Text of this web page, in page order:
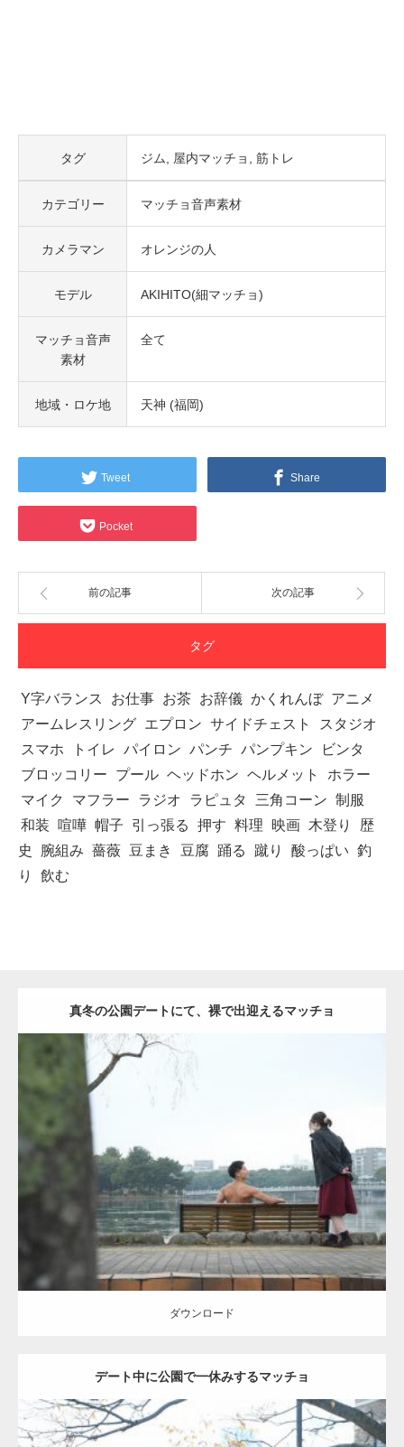
タグ ジム 屋内マッチョ 筋トレ
カテゴリー マッチョ音声素材
カメラマン オレンジの人
モデル AKIHITO(細マッチョ)
マッチョ音声
素材
全て
地域・ロケ地 天神 (福岡)
Tweet Share
Pocket
前の記事 次の記事
タグ
Y字バランス お仕事 お茶 お辞儀 かくれんぼ アニメ
アームレスリング エプロン サイドチェスト
スタジオ
スマホ
トイレ パイロン パンチ パンプキン
ビンタ
ブロッコリー
プール ヘッドホン ヘルメット
ホラー
マイク
マフラー ラジオ ラピュタ 三角コーン 制服
和装
喧嘩 帽子 引っ張る 押す 料理 映画 木登り
歴
史
腕組み 薔薇 豆まき 豆腐 踊る 蹴り 酸っぱい 釣
り
飲む
真冬の公園デートにて、裸で出迎えるマッチョ
公園のマッチョ AKIHITO(細マッチョ) 背中
ダウンロード
ダウンロード
デート中に公園で一休みするマッチョ